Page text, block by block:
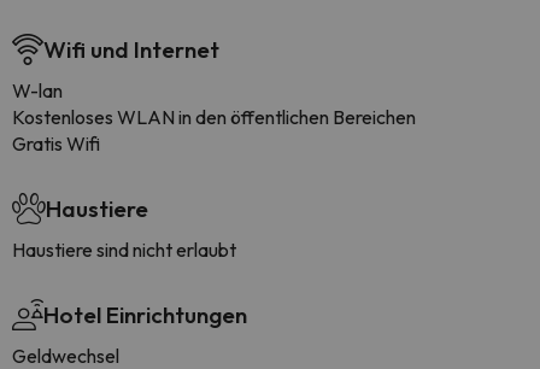
Wifi und Internet
W-lan
Kostenloses WLAN in den öffentlichen Bereichen
Gratis Wifi
Haustiere
Haustiere sind nicht erlaubt
Hotel Einrichtungen
Geldwechsel